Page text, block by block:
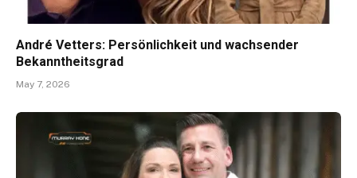
André Vetters: Persönlichkeit und wachsender
Bekanntheitsgrad
May 7, 2026